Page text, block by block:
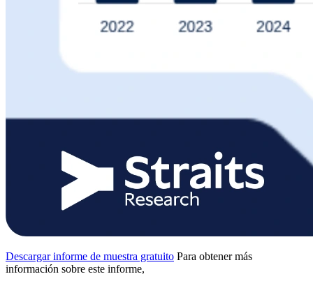
Descargar informe de muestra gratuito Para obtener más
información sobre este informe,